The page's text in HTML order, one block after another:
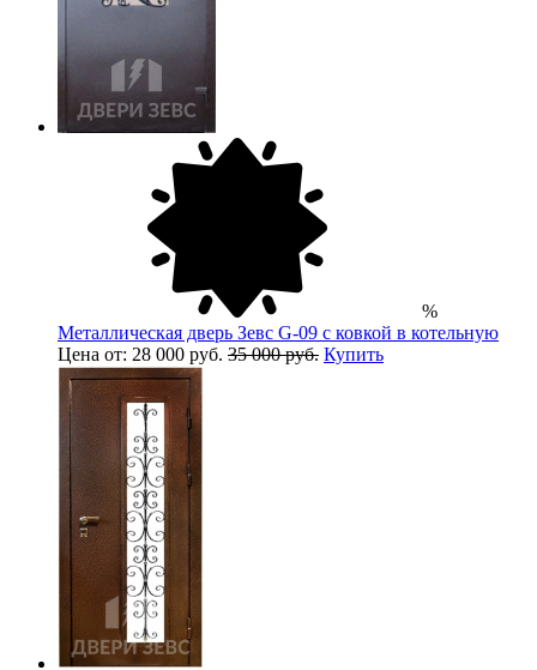
%
Металлическая дверь Зевс G-09 с ковкой в котельную
Цена от: 28 000 руб. 35 000 руб. Купить